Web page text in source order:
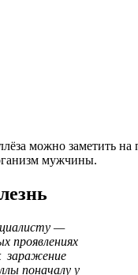
можно заметить на
мужчины.
—
проявлениях
заражение
поначалу у